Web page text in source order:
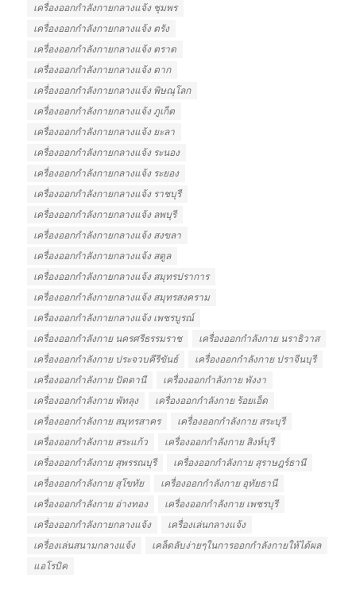
เครื่องออกกำลังกายกลางแจ้ง ชุมพร
เครื่องออกกำลังกายกลางแจ้ง ตรัง
เครื่องออกกำลังกายกลางแจ้ง ตราด
เครื่องออกกำลังกายกลางแจ้ง ตาก
เครื่องออกกำลังกายกลางแจ้ง พิษณุโลก
เครื่องออกกำลังกายกลางแจ้ง ภูเก็ต
เครื่องออกกำลังกายกลางแจ้ง ยะลา
เครื่องออกกำลังกายกลางแจ้ง ระนอง
เครื่องออกกำลังกายกลางแจ้ง ระยอง
เครื่องออกกำลังกายกลางแจ้ง ราชบุรี
เครื่องออกกำลังกายกลางแจ้ง ลพบุรี
เครื่องออกกำลังกายกลางแจ้ง สงขลา
เครื่องออกกำลังกายกลางแจ้ง สตูล
เครื่องออกกำลังกายกลางแจ้ง สมุทรปราการ
เครื่องออกกำลังกายกลางแจ้ง สมุทรสงคราม
เครื่องออกกำลังกายกลางแจ้ง เพชรบูรณ์
เครื่องออกกำลังกาย นครศรีธรรมราช
เครื่องออกกำลังกาย นราธิวาส
เครื่องออกกำลังกาย ประจวบคีรีขันธ์
เครื่องออกกำลังกาย ปราจีนบุรี
เครื่องออกกำลังกาย ปัตตานี
เครื่องออกกำลังกาย พังงา
เครื่องออกกำลังกาย พัทลุง
เครื่องออกกำลังกาย ร้อยเอ็ด
เครื่องออกกำลังกาย สมุทรสาคร
เครื่องออกกำลังกาย สระบุรี
เครื่องออกกำลังกาย สระแก้ว
เครื่องออกกำลังกาย สิงห์บุรี
เครื่องออกกำลังกาย สุพรรณบุรี
เครื่องออกกำลังกาย สุราษฎร์ธานี
เครื่องออกกำลังกาย สุโขทัย
เครื่องออกกำลังกาย อุทัยธานี
เครื่องออกกำลังกาย อ่างทอง
เครื่องออกกำลังกาย เพชรบุรี
เครื่องออกกําลังกายกลางแจ้ง
เครื่องเล่นกลางแจ้ง
เครื่องเล่นสนามกลางแจ้ง
เคล็ดลับง่ายๆในการออกกำลังกายให้ได้ผล
แอโรบิค